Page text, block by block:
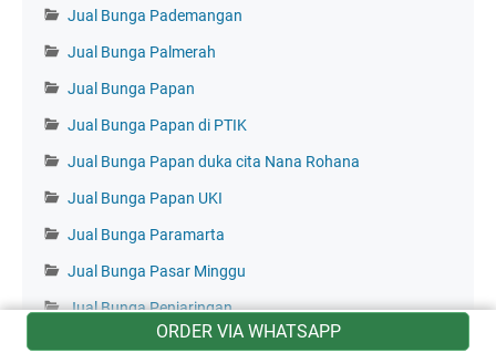
ORDER VIA WHATSAPP
Jual Bunga Pademangan
Jual Bunga Palmerah
Jual Bunga Papan
Jual Bunga Papan di PTIK
Jual Bunga Papan duka cita Nana Rohana
Jual Bunga Papan UKI
Jual Bunga Paramarta
Jual Bunga Pasar Minggu
Jual Bunga Penjaringan